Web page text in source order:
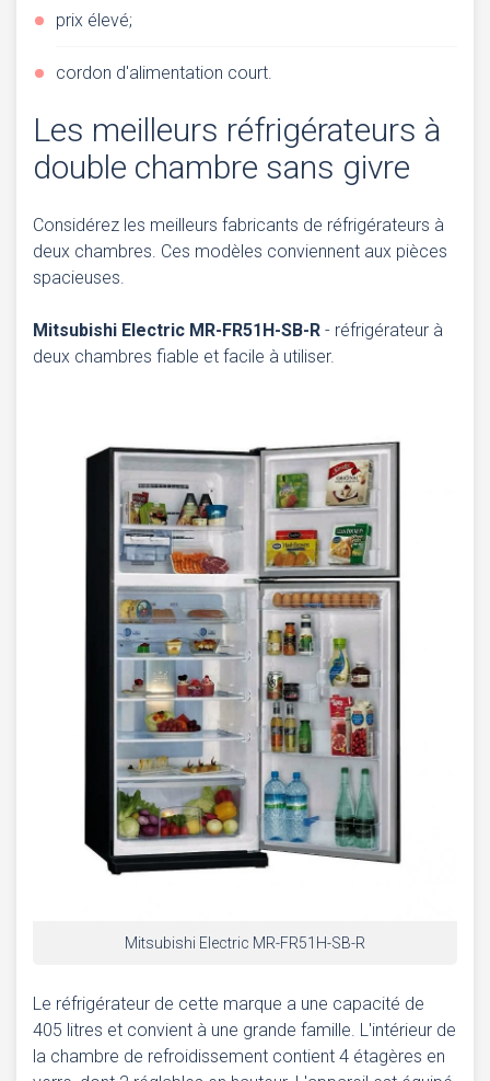
prix élevé;
cordon d'alimentation court.
Les meilleurs réfrigérateurs à
double chambre sans givre
Considérez les meilleurs fabricants de réfrigérateurs à
deux chambres. Ces modèles conviennent aux pièces
spacieuses.
Mitsubishi Electric MR-FR51H-SB-R - réfrigérateur à
deux chambres fiable et facile à utiliser.
Mitsubishi Electric MR-FR51H-SB-R
Le réfrigérateur de cette marque a une capacité de
405 litres et convient à une grande famille. L'intérieur de
la chambre de refroidissement contient 4 étagères en